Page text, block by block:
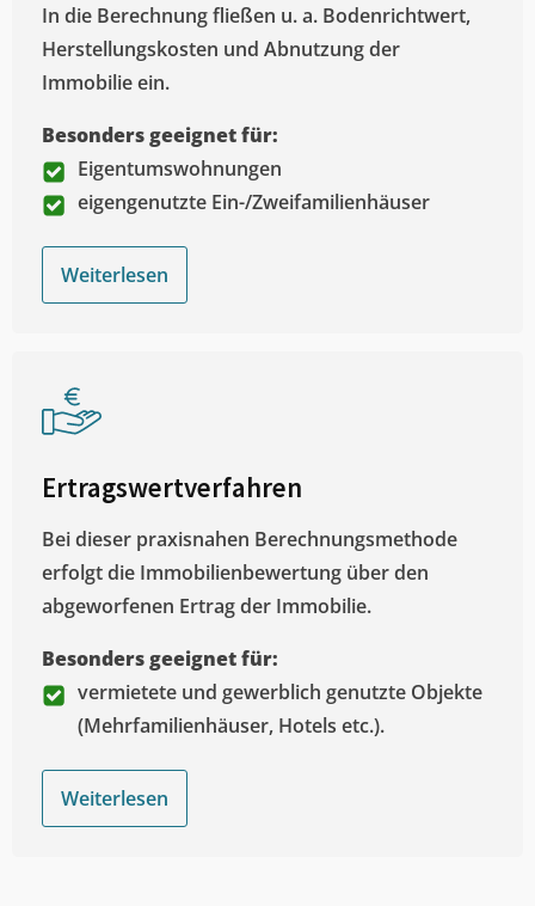
In die Berechnung fließen u. a. Bodenrichtwert,
Herstellungskosten und Abnutzung der
Immobilie ein.
Besonders geeignet für:
Eigentumswohnungen
eigengenutzte Ein-/Zweifamilienhäuser
Weiterlesen
Ertragswertverfahren
Bei dieser praxisnahen Berechnungsmethode
erfolgt die Immobilienbewertung über den
abgeworfenen Ertrag der Immobilie.
Besonders geeignet für:
vermietete und gewerblich genutzte Objekte
(Mehrfamilienhäuser, Hotels etc.).
Weiterlesen